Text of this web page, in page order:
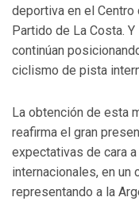
deportiva en el Centro
Partido de La Costa.
continúan
ciclismo de pista
La obtención de esta
reafirma el gran
expectativas de cara
internacionales, en un
representando a la